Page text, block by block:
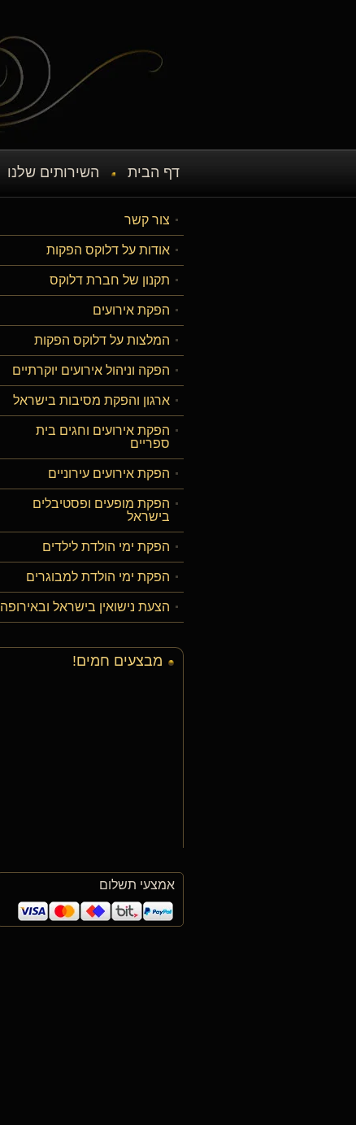
דף הבית השירותים שלנו
צור קשר
אודות על דלוקס הפקות
תקנון של חברת דלוקס
הפקת אירועים
המלצות על דלוקס הפקות
הפקה וניהול אירועים יוקרתיים
ארגון והפקת מסיבות בישראל
הפקת אירועים וחגים בית
ספריים
הפקת אירועים עירוניים
הפקת מופעים ופסטיבלים
בישראל
הפקת ימי הולדת לילדים
הפקת ימי הולדת למבוגרים
הצעת נישואין בישראל ובאירופה
מבצעים חמים!
אמצעי תשלום